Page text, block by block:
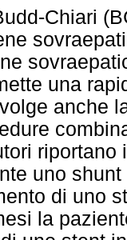
Chiari
una
anche
uno
di uno
la